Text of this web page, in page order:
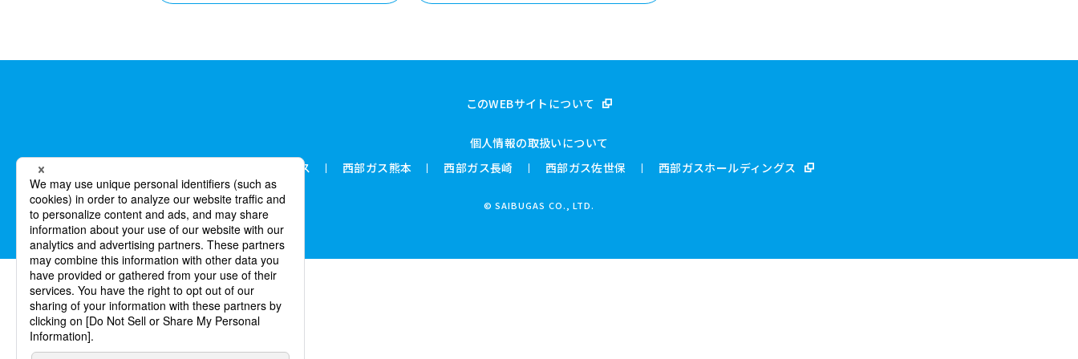
このWEBサイトについて
個人情報の取扱いについて
西部ガス
西部ガス熊本 西部ガス長崎 西部ガス佐世保 西部ガスホールディングス
© SAIBUGAS CO., LTD.